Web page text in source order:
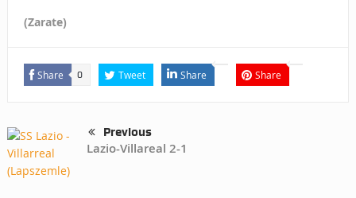
(Zarate)
Share 0 Tweet Share Share
Previous
Lazio-Villareal 2-1